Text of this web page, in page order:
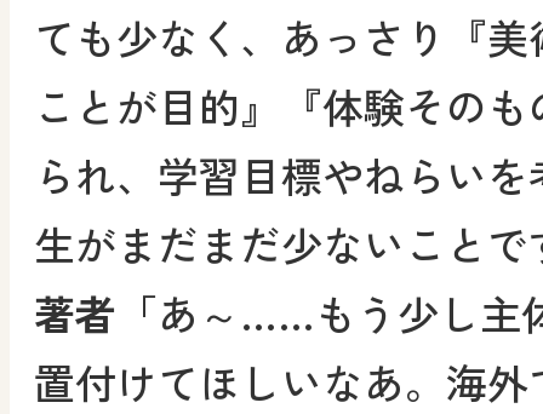
ても少なく、あっさり『
ことが目的』『体験その
られ、学習目標やねらい
生がまだまだ少ないこと
著者 「あ～……もう少し主
置付けてほしいなあ。海